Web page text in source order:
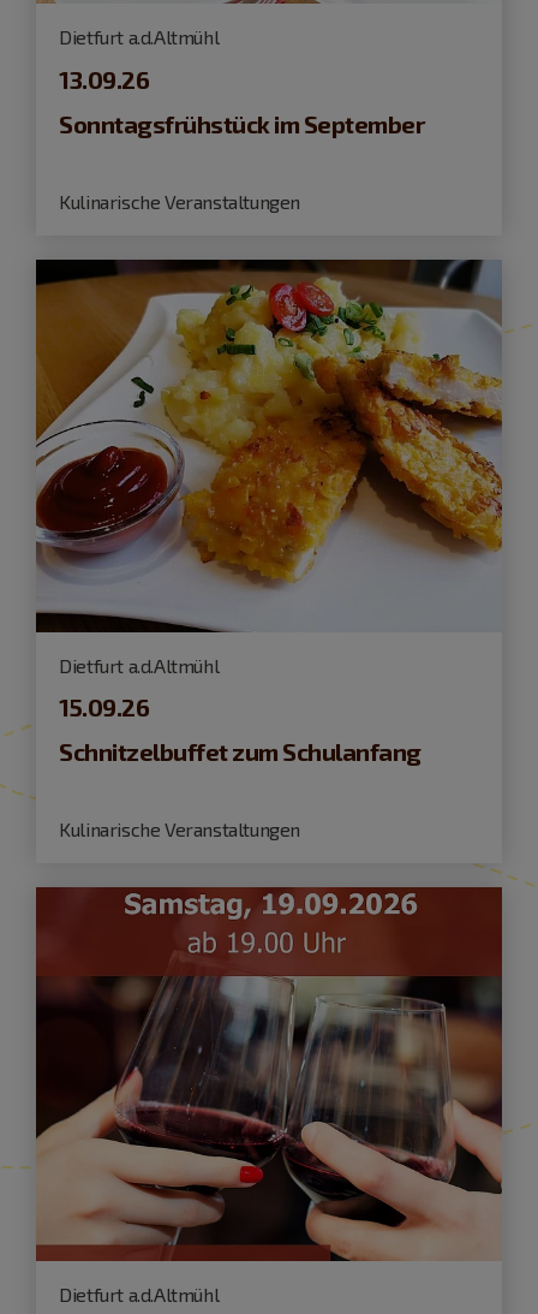
Dietfurt a.d.Altmühl
13.09.26
Sonntagsfrühstück im September
Kulinarische Veranstaltungen
Dietfurt a.d.Altmühl
15.09.26
Schnitzelbuffet zum Schulanfang
Kulinarische Veranstaltungen
Dietfurt a.d.Altmühl